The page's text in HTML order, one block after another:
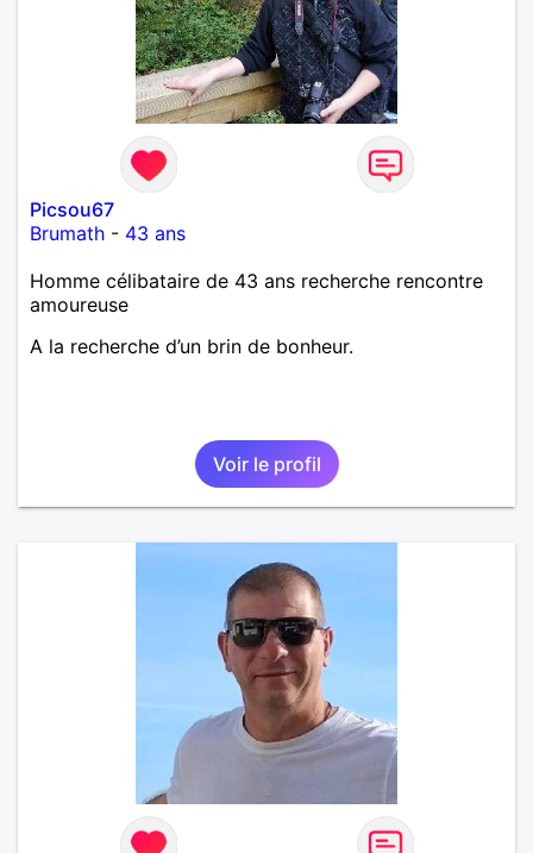
Picsou67
Brumath - 43 ans
Homme célibataire de 43 ans recherche rencontre
amoureuse
A la recherche d’un brin de bonheur.
Voir le profil